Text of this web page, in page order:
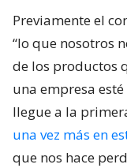
Previamente el
“lo que nosotros
de los productos
una empresa
llegue a la
una vez más en
que nos hace